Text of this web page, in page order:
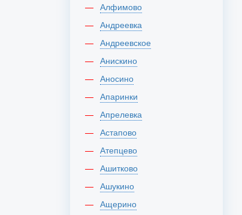
Алфимово
Андреевка
Андреевское
Анискино
Аносино
Апаринки
Апрелевка
Астапово
Атепцево
Ашитково
Ашукино
Ащерино